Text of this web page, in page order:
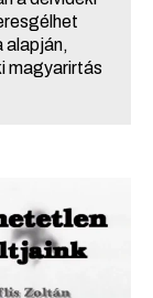
alapján,
magyarirtás